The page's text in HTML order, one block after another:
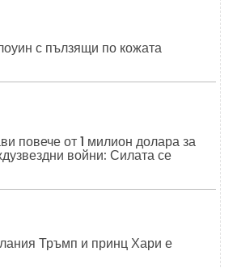
с пълзящи по кожата
повече от 1 милион долара за
войни: Силата се
Тръмп и принц Хари е